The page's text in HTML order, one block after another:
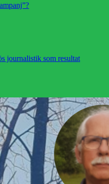
journalistik som resultat